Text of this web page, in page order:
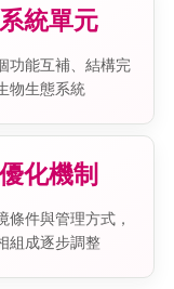
統單元
功能互補、結構完
物生態系統
化機制
條件與管理方式，
組成逐步調整